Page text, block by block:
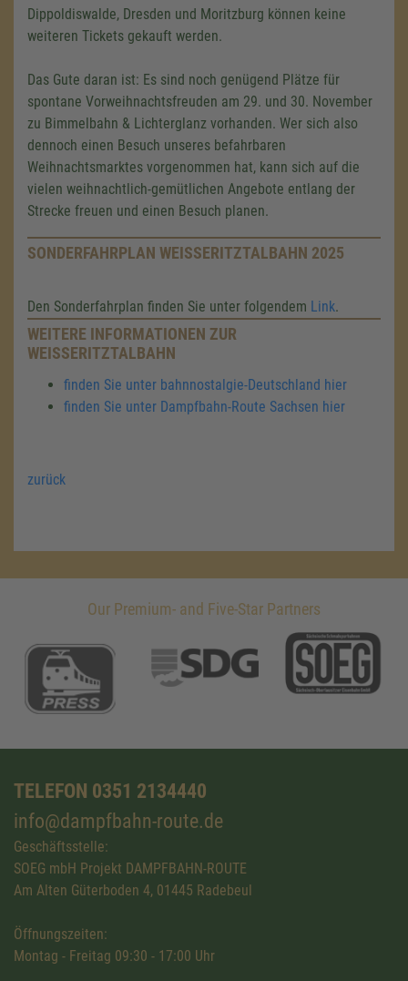
Dippoldiswalde, Dresden und Moritzburg können keine
weiteren Tickets gekauft werden.
Das Gute daran ist: Es sind noch genügend Plätze für
spontane Vorweihnachtsfreuden am 29. und 30. November
zu Bimmelbahn & Lichterglanz vorhanden. Wer sich also
dennoch einen Besuch unseres befahrbaren
Weihnachtsmarktes vorgenommen hat, kann sich auf die
vielen weihnachtlich-gemütlichen Angebote entlang der
Strecke freuen und einen Besuch planen.
SONDERFAHRPLAN WEISSERITZTALBAHN 2025
Den Sonderfahrplan finden Sie unter folgendem Link.
WEITERE INFORMATIONEN ZUR
WEISSERITZTALBAHN
finden Sie unter bahnnostalgie-Deutschland hier
finden Sie unter Dampfbahn-Route Sachsen hier
zurück
Our Premium- and Five-Star Partners
TELEFON 0351 2134440
info@dampfbahn-route.de
Geschäftsstelle:
SOEG mbH Projekt DAMPFBAHN-ROUTE
Am Alten Güterboden 4, 01445 Radebeul
Öffnungszeiten:
Montag - Freitag 09:30 - 17:00 Uhr